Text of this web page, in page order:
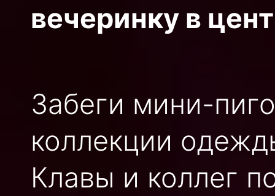
вечеринку в
Забеги мини-
коллекции
Клавы и коллег